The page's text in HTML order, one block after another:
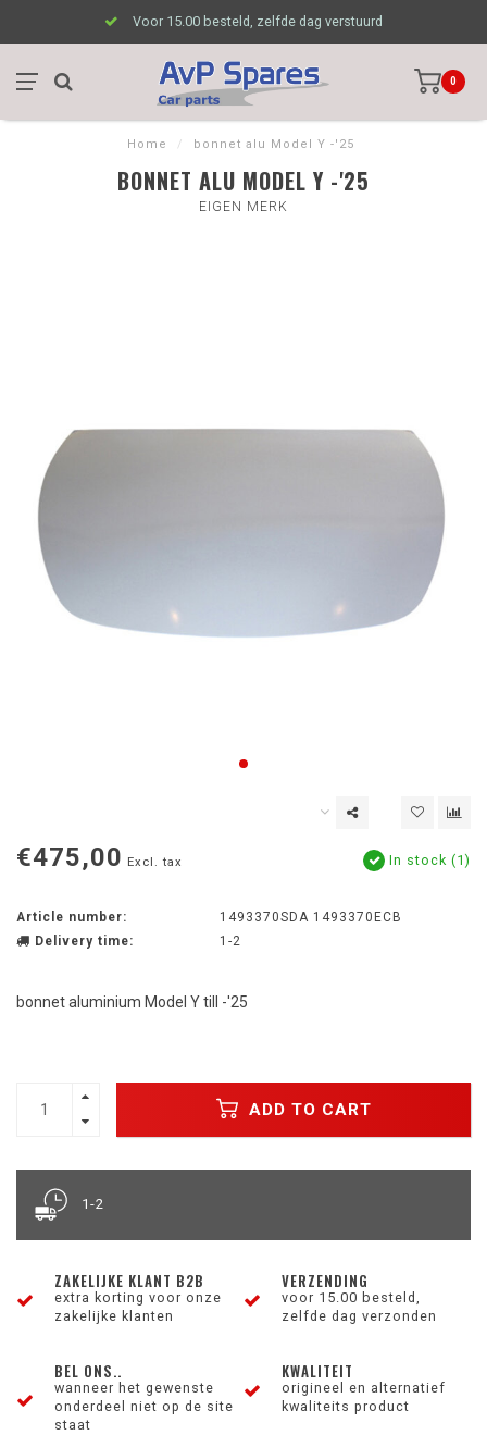
Voor 15.00 besteld, zelfde dag verstuurd
0
Home / bonnet alu Model Y -'25
BONNET ALU MODEL Y -'25
EIGEN MERK
€475,00 Excl. tax In stock (1)
Article number:
1493370SDA 1493370ECB
Delivery time:
1-2
bonnet aluminium Model Y till -'25
ADD TO CART
1-2
ZAKELIJKE KLANT B2B
extra korting voor onze
zakelijke klanten
VERZENDING
voor 15.00 besteld,
zelfde dag verzonden
BEL ONS..
wanneer het gewenste
onderdeel niet op de site
staat
KWALITEIT
origineel en alternatief
kwaliteits product